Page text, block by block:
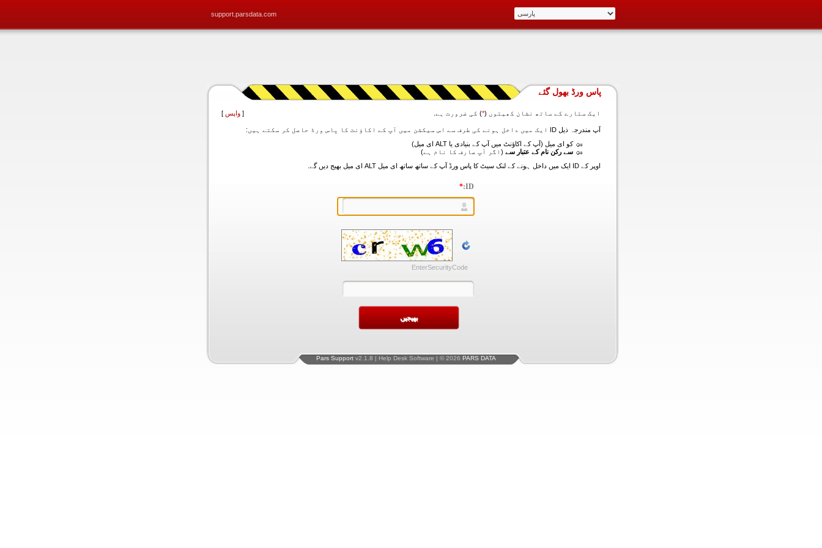
support.parsdata.com
پاس ورڈ بھول گئے
ایک ستارے کے ساتھ نشان کھیتوں (*) کی ضرورت ہے. [ واپس ]
آپ مندرجہ ذیل ID ایک میں داخل ہونے کی طرف سے اس سیکشن میں آپ کے اکاؤنٹ کا پاس ورڈ حاصل کر سکتے ہیں:
کو ای میل (آپ کے اکاؤنٹ میں آپ کے بنیادی یا ALT ای میل)
سے رکن نام کے عتبار سے (اگر آپ صارف کا نام ہے)
اوپر کے ID ایک میں داخل ہونے کے لنک سیٹ کا پاس ورڈ آپ کے ساتھ ساتھ ای میل ALT ای میل بھیج دیں گے.
ID:
*
EnterSecurityCode
Pars Support v2.1.8 | Help Desk Software | © 2026 PARS DATA